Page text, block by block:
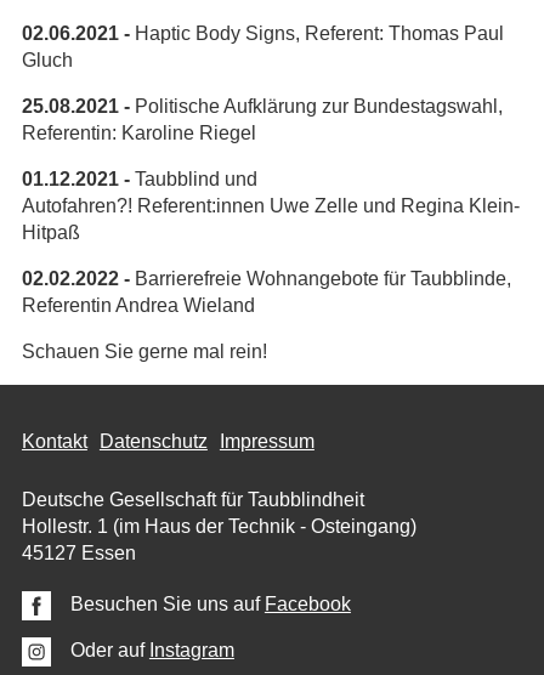
02.06.2021 - Haptic Body Signs, Referent: Thomas Paul
Gluch
25.08.2021 - Politische Aufklärung zur Bundestagswahl,
Referentin: Karoline Riegel
01.12.2021 - Taubblind und
Autofahren?! Referent:innen Uwe Zelle und Regina Klein-
Hitpaß
02.02.2022 - Barrierefreie Wohnangebote für Taubblinde,
Referentin Andrea Wieland
Schauen Sie gerne mal rein!
Kontakt Datenschutz Impressum
Deutsche Gesellschaft für Taubblindheit
Hollestr. 1 (im Haus der Technik - Osteingang)
45127 Essen
Besuchen Sie uns auf Facebook
Oder auf Instagram